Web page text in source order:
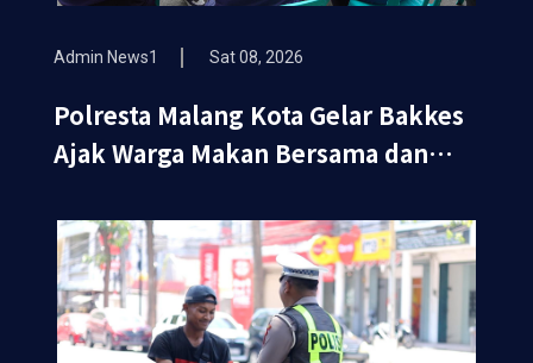
Admin News1 Sat 08, 2026
Polresta Malang Kota Gelar Bakkes
Ajak Warga Makan Bersama dan